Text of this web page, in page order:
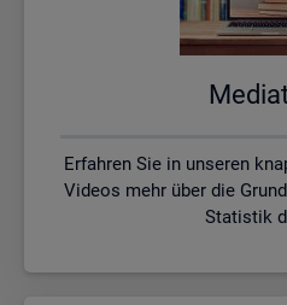
Erfahren Sie in unseren
Videos mehr über die
Statistik